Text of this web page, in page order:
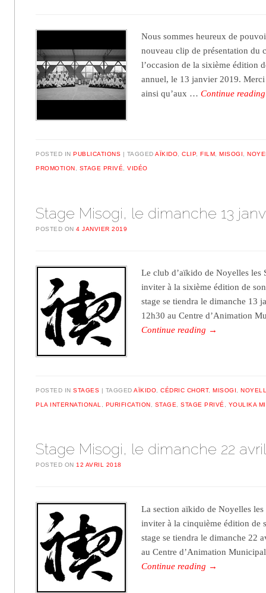
Nous sommes heureux de
nouveau clip de présentation du
l’occasion de la sixième édition
annuel, le 13 janvier 2019. Merci
ainsi qu’aux …Continue
POSTED INPUBLICATIONS TAGGEDAÏKIDO ,CLIP,FILM ,MISOGI ,
PROMOTION STAGE PRIVÉ ,VIDÉO
Stage Misogi, le dimanche 13
POSTED ON4 JANVIER 2019
Le club d’aïkido de Noyelles les
inviter à la sixième édition de
stage se tiendra le dimanche 13
12h30 au Centre d’Animation
Continue reading →
POSTED INSTAGES TAGGEDAÏKIDO ,CÉDRIC CHORT,MISOGI ,
PLA INTERNATIONAL PURIFICATION STAGE ,STAGE PRIVÉ YOULIKA
Stage Misogi, le dimanche 22
POSTED ON12 AVRIL 2018
La section aïkido de Noyelles
inviter à la cinquième édition de
stage se tiendra le dimanche 22
au Centre d’Animation
Continue reading →